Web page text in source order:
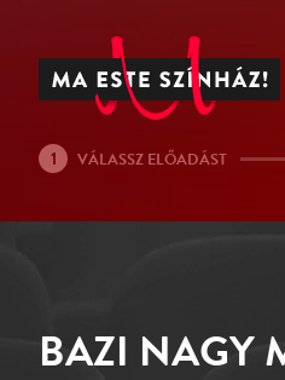
1 VÁLASSZ ELŐADÁST
BAZI NAGY